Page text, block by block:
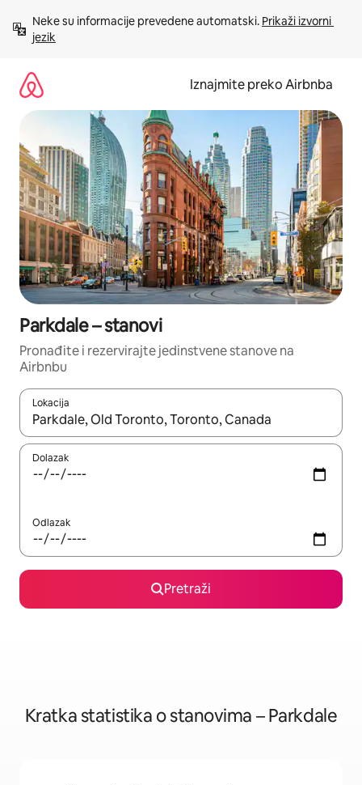
sadržaj
Neke su informacije prevedene automatski. Prikaži izvorni
jezik
Iznajmite preko Airbnba
Parkdale – stanovi
Pronađite i rezervirajte jedinstvene stanove na
Airbnbu
Lokacija
Kada budu dostupni rezultati, moći ćete ih pregledati
Dolazak
Odlazak
Pretraži
Kratka statistika o stanovima – Parkdale